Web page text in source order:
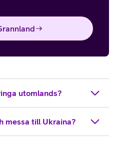
utomlands?
messa till Ukraina?